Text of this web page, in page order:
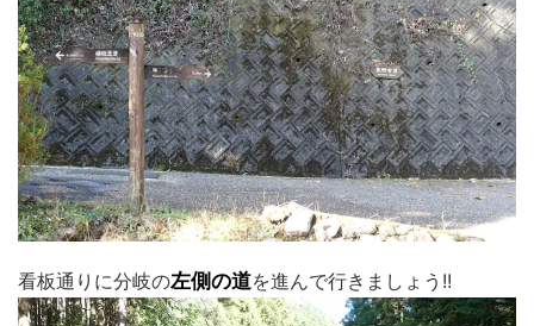
看板通りに分岐の左側の道を進んで行きましょう!!